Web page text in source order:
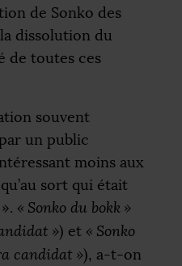
de Sonko des
dissolution du
de toutes ces
souvent
un public
moins aux
sort qui était
». « Sonko du bokk »
») et « Sonko
candidat »), a-t-on